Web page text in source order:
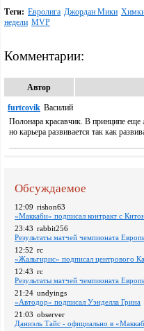
Теги: Евролига Джордан Мики
недели MVP
Комментарии:
Автор
furtcovik Василий
Полонара красавчик. В принципе еще
но карьера развивается так как
Обсуждаемое
12:09 rishon63
«Маккаби» подписал контракт с
23:43 rabbit256
Pезультаты матчей чемпионата
12:52 rc
«Жальгирис» подписал центрового
12:43 rc
Pезультаты матчей чемпионата
21:24 undyings
«Автодор» подписал Уэнделла Грина
21:03 observer
Даниэль Тайс - официально в